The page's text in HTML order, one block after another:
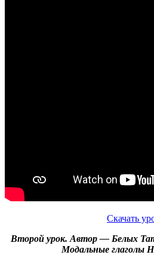
Скачать
Второй урок. Автор — Белых
Модальные глаголы